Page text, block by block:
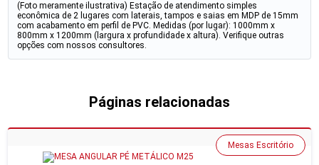
(Foto meramente ilustrativa) Estação de atendimento simples
econômica de 2 lugares com laterais, tampos e saias em MDP de 15mm
com acabamento em perfil de PVC. Medidas (por lugar): 1000mm x
800mm x 1200mm (largura x profundidade x altura). Verifique outras
opções com nossos consultores.
Páginas relacionadas
Mesas Escritório